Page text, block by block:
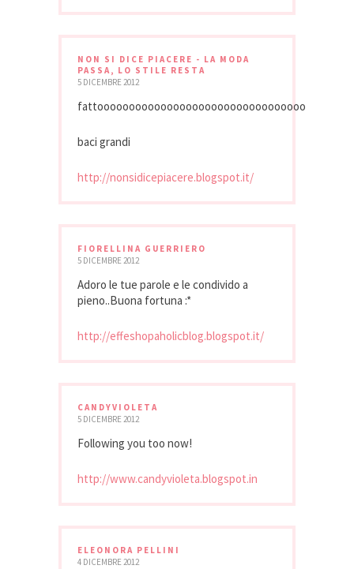
NON SI DICE PIACERE - LA MODA
PASSA, LO STILE RESTA
5 DICEMBRE 2012
fattooooooooooooooooooooooooooooooooo
baci grandi
http://nonsidicepiacere.blogspot.it/
FIORELLINA GUERRIERO
5 DICEMBRE 2012
Adoro le tue parole e le condivido a
pieno..Buona fortuna :*
http://effeshopaholicblog.blogspot.it/
CANDYVIOLETA
5 DICEMBRE 2012
Following you too now!
http://www.candyvioleta.blogspot.in
ELEONORA PELLINI
4 DICEMBRE 2012